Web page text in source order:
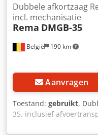
België 190 km
Dubbele afkortzaag
incl. mechanisatie
Rema DMGB-35
Aanvragen
Toestand: gebruikt,
35, inclusief
afkorten van hout.